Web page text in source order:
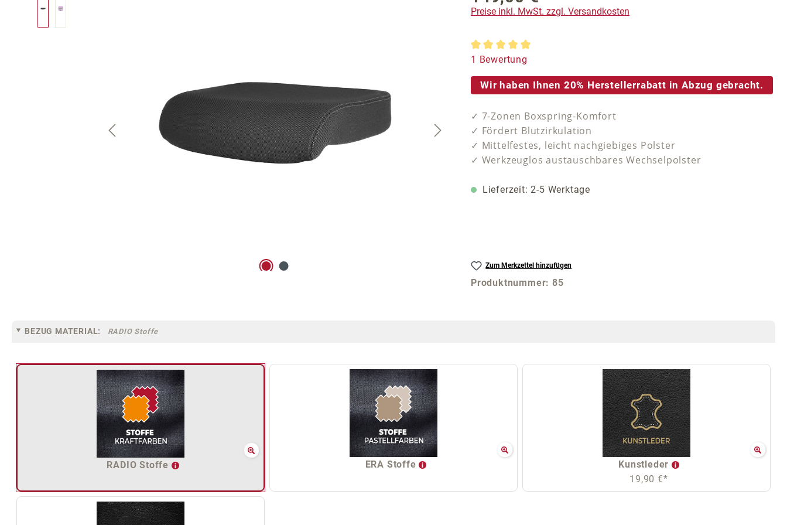
Preise inkl. MwSt. zzgl. Versandkosten
Durchschnittliche Bewertung von 5 von 5 Sternen
1 Bewertung
Wir haben Ihnen 20% Herstellerrabatt in Abzug gebracht.
✓ 7-Zonen Boxspring-Komfort
✓ Fördert Blutzirkulation
✓ Mittelfestes, leicht nachgiebiges Polster
✓ Werkzeuglos austauschbares Wechselpolster
Lieferzeit: 2-5 Werktage
Zum Merkzettel hinzufügen
Produktnummer:85
BEZUG MATERIAL: RADIO Stoffe
RADIO Stoffe ERA Stoffe
Kunstleder
19,90 €*